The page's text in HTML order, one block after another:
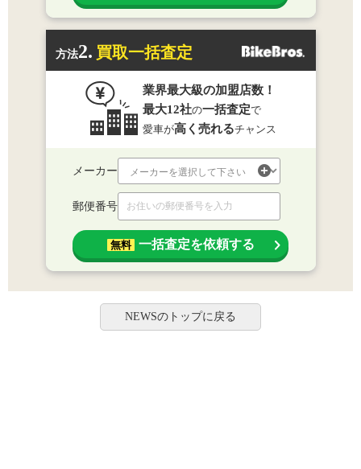
方法2. 買取一括査定
業界最大級の加盟店数！
最大12社の一括査定で
愛車が高く売れるチャンス
メーカー
郵便番号
無料 一括査定を依頼する
NEWSのトップに戻る